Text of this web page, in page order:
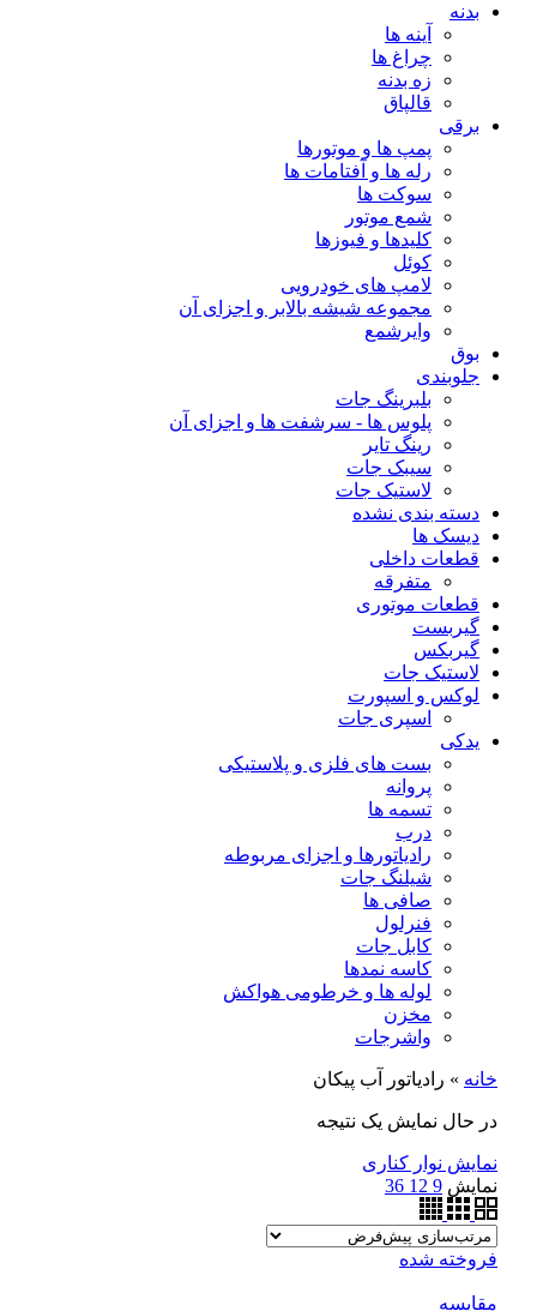
بدنه
آینه ها
چراغ ها
زه بدنه
قالپاق
برقی
پمپ ها و موتورها
رله ها و آفتامات ها
سوکت ها
شمع موتور
کلیدها و فیوزها
کوئل
لامپ های خودرویی
مجموعه شیشه بالابر و اجزای آن
وایرشمع
بوق
جلوبندی
بلبرینگ جات
پلوس ها - سرشفت ها و اجزای آن
رینگ تایر
سیبک جات
لاستیک جات
دسته بندی نشده
دیسک ها
قطعات داخلی
متفرقه
قطعات موتوری
گیربست
گیربکس
لاستیک جات
لوکس و اسپورت
اسپری جات
یدکی
بست های فلزی و پلاستیکی
پروانه
تسمه ها
درب
رادیاتورها و اجزای مربوطه
شیلنگ جات
صافی ها
فنرلول
کابل جات
کاسه نمدها
لوله ها و خرطومی هواکش
مخزن
واشرجات
خانه » رادیاتور آب پیکان
در حال نمایش یک نتیجه
نمایش نوار کناری
نمایش 9
12
36
فروخته شده
مقايسه